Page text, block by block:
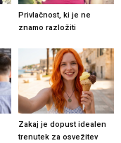
Privlačnost, ki je ne
znamo razložiti
Zakaj je dopust idealen
trenutek za osvežitev